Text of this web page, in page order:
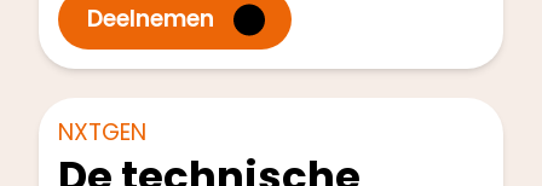
Deelnemen
Start: Q1 2025
Engineers
NXTGEN